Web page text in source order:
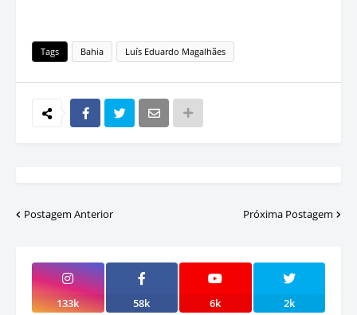
Tags Bahia Luís Eduardo Magalhães
Postagem Anterior Próxima Postagem
133k 58k 6k 2k